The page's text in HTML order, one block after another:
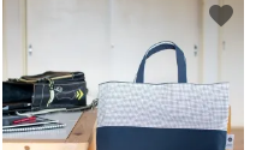
favorite